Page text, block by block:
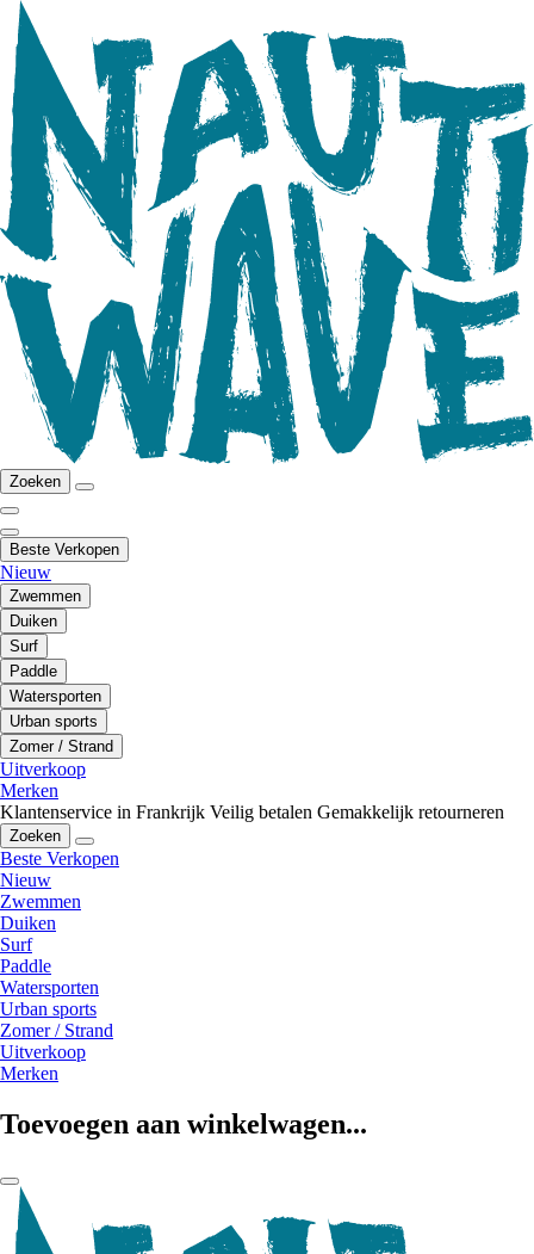
Zoeken
Beste Verkopen
Nieuw
Zwemmen
Duiken
Surf
Paddle
Watersporten
Urban sports
Zomer / Strand
Uitverkoop
Merken
Klantenservice in Frankrijk Veilig betalen Gemakkelijk retourneren
Zoeken
Beste Verkopen
Nieuw
Zwemmen
Duiken
Surf
Paddle
Watersporten
Urban sports
Zomer / Strand
Uitverkoop
Merken
Toevoegen aan winkelwagen...